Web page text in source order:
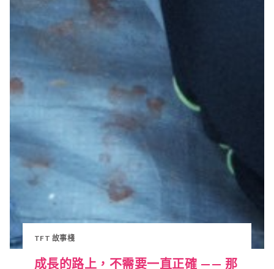
TFT 故事棧
成長的路上，不需要一直正確 —— 那